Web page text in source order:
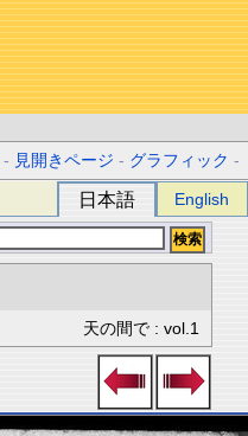
- 見開きページ - グラフィック -
日本語 English
天の間で : vol.1